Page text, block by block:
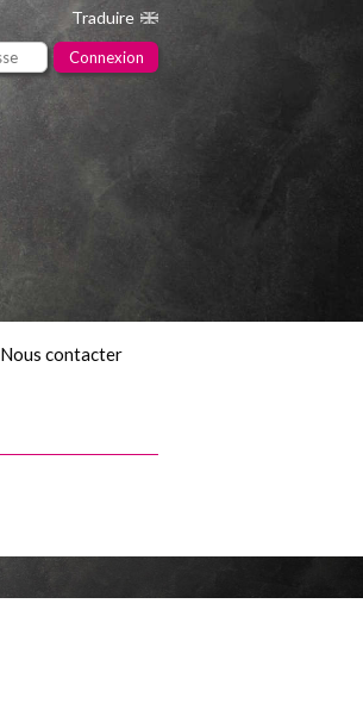
Traduire
Nous contacter